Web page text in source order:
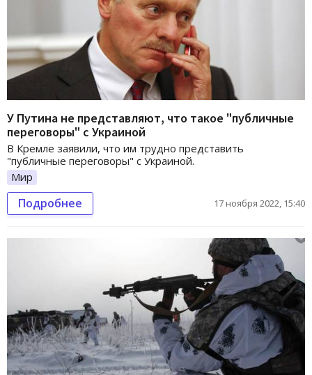
У Путина не представляют, что такое "публичные
переговоры" с Украиной
В Кремле заявили, что им трудно представить
"публичные переговоры" с Украиной.
Мир
Подробнее 17 ноября 2022, 15:40